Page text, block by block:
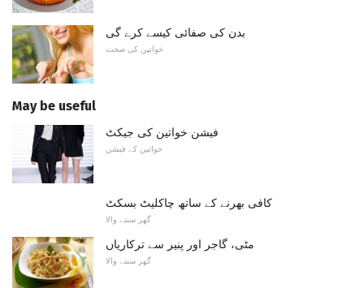
بدن کی صفائی کیسے کرے گی
خواتین کی صحت
May be useful
فیشن خواتین کی جیکٹ
خواتین کے فیشن
کافی بھرنے کے ساتھ چاکلیٹ بسکٹ
گھر سننے والا
مٹی، گاجر اور پنیر سے ترکاریاں
گھر سننے والا